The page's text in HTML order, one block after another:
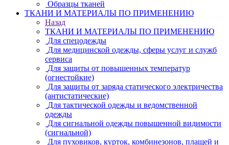
Образцы тканей
ТКАНИ И МАТЕРИАЛЫ ПО ПРИМЕНЕНИЮ
Назад
ТКАНИ И МАТЕРИАЛЫ ПО ПРИМЕНЕНИЮ
Для спецодежды
Для медицинской одежды, сферы услуг и служб
сервиса
Для защиты от повышенных температур
(огнестойкие)
Для защиты от заряда статического электричества
(антистатические)
Для тактической одежды и ведомственной
одежды
Для сигнальной одежды повышенной видимости
(сигнальной)
Для пуховиков, курток, комбинезонов, плащей и